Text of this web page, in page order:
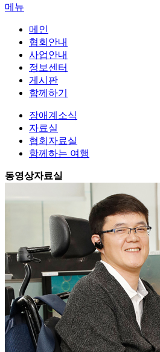
메뉴
메인
협회안내
사업안내
정보센터
게시판
함께하기
장애계소식
자료실
협회자료실
함께하는 여행
동영상자료실